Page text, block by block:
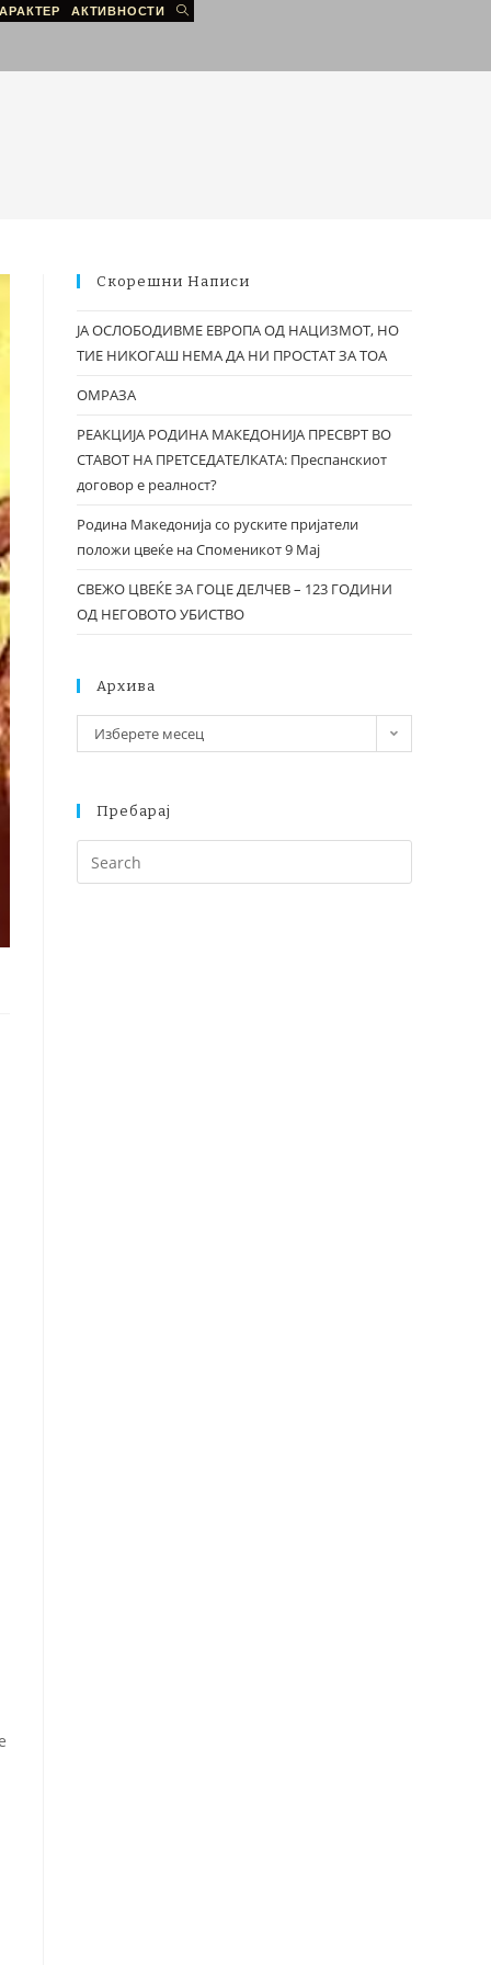
АКТИВНОСТИ
Скорешни Написи
ЈА ОСЛОБОДИВМЕ ЕВРОПА ОД НАЦИЗМОТ, НО
ТИЕ НИКОГАШ НЕМА ДА НИ ПРОСТАТ ЗА ТОА
ОМРАЗА
РЕАКЦИЈА РОДИНА МАКЕДОНИЈА ПРЕСВРТ ВО
СТАВОТ НА ПРЕТСЕДАТЕЛКАТА: Преспанскиот
договор е реалност?
Родина Македонија со руските пријатели
положи цвеќе на Споменикот 9 Мај
СВЕЖО ЦВЕЌЕ ЗА ГОЦЕ ДЕЛЧЕВ – 123 ГОДИНИ
ОД НЕГОВОТО УБИСТВО
Архива
Изберете месец
Пребарај